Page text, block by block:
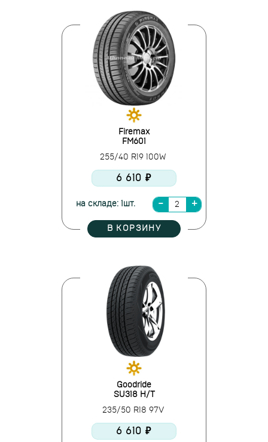
Firemax
FM601
255/40 R19 100W
6 610 ₽
на складе: 1шт.
В КОРЗИНУ
Goodride
SU318 H/T
235/50 R18 97V
6 610 ₽